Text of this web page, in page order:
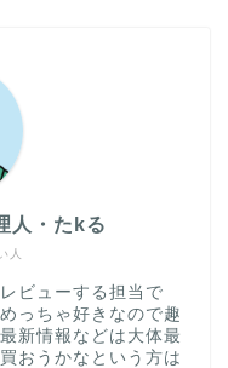
人
人・たkる
ビューする担当で
っちゃ好きなので趣
新情報などは大体最
おうかなという方は